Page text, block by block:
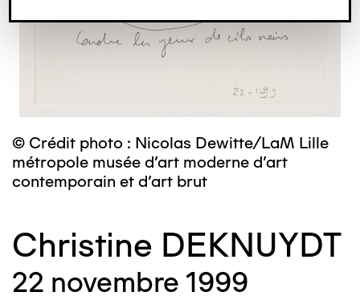
© Crédit photo : Nicolas Dewitte/LaM Lille
métropole musée d’art moderne d’art
contemporain et d’art brut
Christine DEKNUYDT
22 novembre 1999